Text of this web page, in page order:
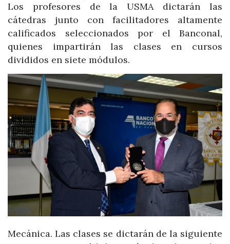
Los profesores de la USMA dictarán las
cátedras junto con facilitadores altamente
calificados seleccionados por el Banconal,
quienes impartirán las clases en cursos
divididos en siete módulos.
Mecánica. Las clases se dictarán de la siguiente